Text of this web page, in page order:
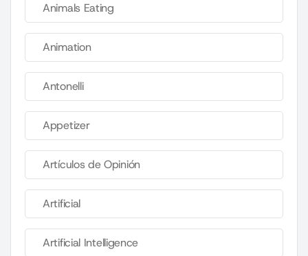
Animals Eating
Animation
Antonelli
Appetizer
Artículos de Opinión
Artificial
Artificial Intelligence